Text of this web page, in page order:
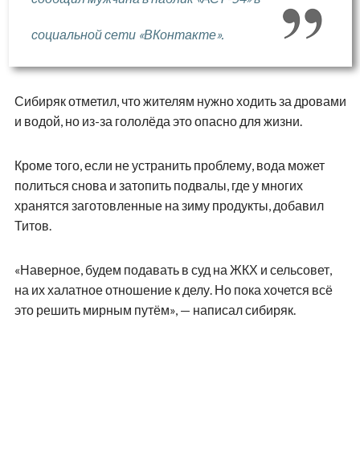
социальной сети «ВКонтакте».
Сибиряк отметил, что жителям нужно ходить за дровами
и водой, но из-за гололёда это опасно для жизни.
Кроме того, если не устранить проблему, вода может
политься снова и затопить подвалы, где у многих
хранятся заготовленные на зиму продукты, добавил
Титов.
«Наверное, будем подавать в суд на ЖКХ и сельсовет,
на их халатное отношение к делу. Но пока хочется всё
это решить мирным путём», — написал сибиряк.